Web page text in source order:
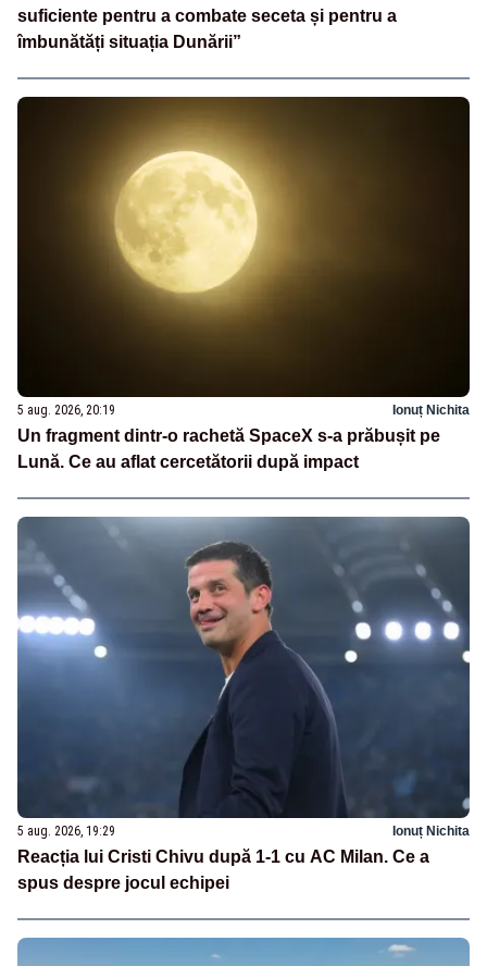
suficiente pentru a combate seceta și pentru a
îmbunătăți situația Dunării”
5 aug. 2026, 20:19 Ionuț Nichita
Un fragment dintr-o rachetă SpaceX s-a prăbușit pe
Lună. Ce au aflat cercetătorii după impact
5 aug. 2026, 19:29 Ionuț Nichita
Reacția lui Cristi Chivu după 1-1 cu AC Milan. Ce a
spus despre jocul echipei